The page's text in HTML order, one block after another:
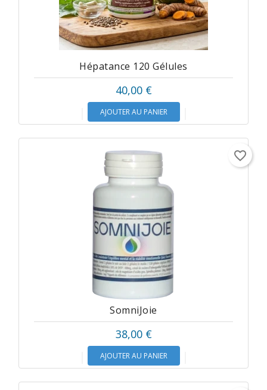
Hépatance 120 Gélules
40,00 €
AJOUTER AU PANIER
SomniJoie
38,00 €
AJOUTER AU PANIER
favorite_border